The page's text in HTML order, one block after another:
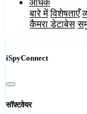
अधिक
बारे में विशेषताएँ
कैमरा डेटाबेस
iSpyConnect
सॉफ़्टवेयर